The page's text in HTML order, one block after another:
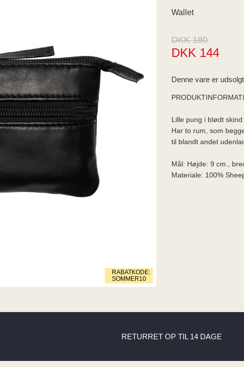
RABATKODE:
SOMMER10
Wallet
DKK 180
DKK 144
Denne vare er udsolgt
Lille pung i blødt
Har to rum, som
til blandt andet
Mål: Højde: 9 cm.,
Materiale: 100%
RETURRET OP TIL 14 DAGE